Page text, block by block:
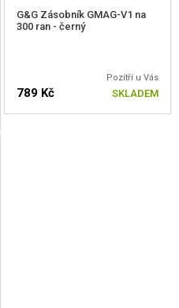
G&G Zásobník GMAG-V1 na
300 ran - černý
Pozítří u Vás
789 Kč SKLADEM